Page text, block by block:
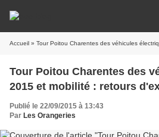
Accueil » Tour Poitou Charentes des véhicules électriques
Tour Poitou Charentes des
2015 et mobilité : retours
Publié le 22/09/2015 à 13:43
Par Les Orangeries